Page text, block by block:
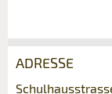
Anzeige
Anzeige
ADRESSE